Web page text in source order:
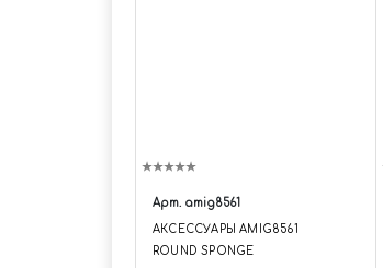
Арт. amig8561
АКСЕССУАРЫ AMIG8561
ROUND SPONGE